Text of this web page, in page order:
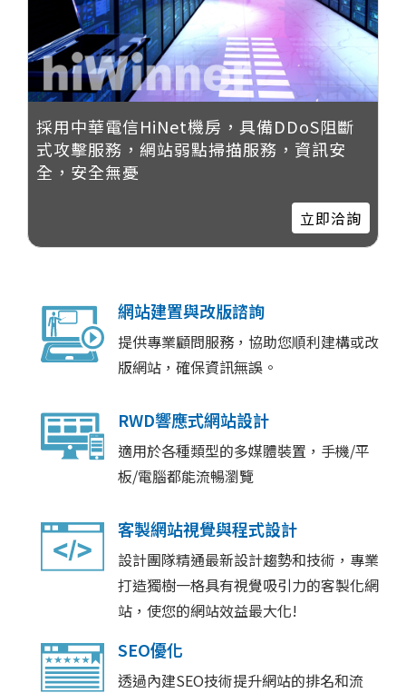
採用中華電信HiNet機房，具備DDoS阻斷
式攻擊服務，網站弱點掃描服務，資訊安
全，安全無憂
立即洽詢
網站建置與改版諮詢
提供專業顧問服務，協助您順利建構或改
版網站，確保資訊無誤。
RWD響應式網站設計
適用於各種類型的多媒體裝置，手機/平
板/電腦都能流暢瀏覽
客製網站視覺與程式設計
設計團隊精通最新設計趨勢和技術，專業
打造獨樹一格具有視覺吸引力的客製化網
站，使您的網站效益最大化!
SEO優化
透過內建SEO技術提升網站的排名和流